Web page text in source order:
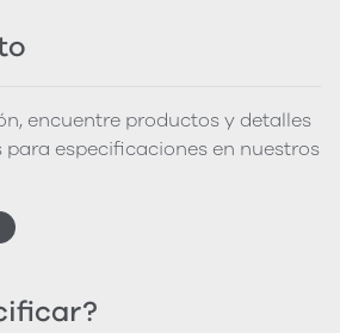
encuentre productos y detalles
para especificaciones en nuestros